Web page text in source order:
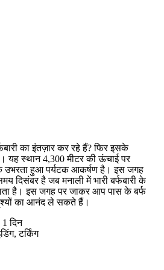
का इंतज़ार कर रहे हैं? फिर इसके
यह स्थान 4,300 मीटर की ऊंचाई पर
उभरता हुआ पर्यटक आकर्षण है। इस जगह
दिसंबर है जब मनाली में भारी बर्फबारी के
जाता है। इस जगह पर जाकर आप पास के बर्फ
का आनंद ले सकते हैं।
1 दिन
टर्किंग